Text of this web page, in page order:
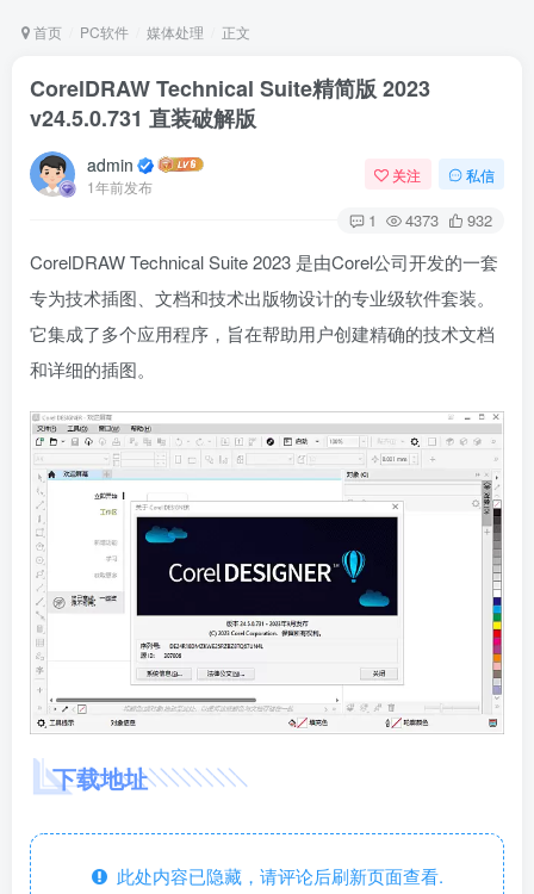
首页 PC软件 媒体处理 正文
CorelDRAW Technical Suite精简版 2023
v24.5.0.731 直装破解版
admin
1年前发布
关注 私信
1 4373 932
CorelDRAW Technical Suite 2023 是由Corel公司开发的一套
专为技术插图、文档和技术出版物设计的专业级软件套装。
它集成了多个应用程序，旨在帮助用户创建精确的技术文档
和详细的插图。
下载地址
此处内容已隐藏，请评论后刷新页面查看.